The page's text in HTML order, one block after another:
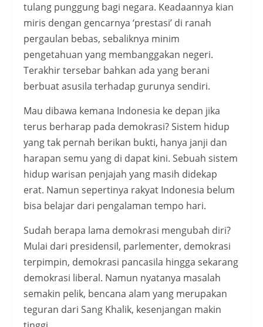
tulang punggung bagi negara. Keadaannya kian
miris dengan gencarnya ‘prestasi’ di ranah
pergaulan bebas, sebaliknya minim
pengetahuan yang membanggakan negeri.
Terakhir tersebar bahkan ada yang berani
berbuat asusila terhadap gurunya sendiri.
Mau dibawa kemana Indonesia ke depan jika
terus berharap pada demokrasi? Sistem hidup
yang tak pernah berikan bukti, hanya janji dan
harapan semu yang di dapat kini. Sebuah sistem
hidup warisan penjajah yang masih didekap
erat. Namun sepertinya rakyat Indonesia belum
bisa belajar dari pengalaman tempo hari.
Sudah berapa lama demokrasi mengubah diri?
Mulai dari presidensil, parlementer, demokrasi
terpimpin, demokrasi pancasila hingga sekarang
demokrasi liberal. Namun nyatanya masalah
semakin pelik, bencana alam yang merupakan
teguran dari Sang Khalik, kesenjangan makin